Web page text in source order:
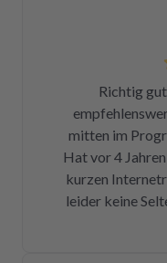
Richtig
mitten im
Hat vor 4
kurzen
leider keine